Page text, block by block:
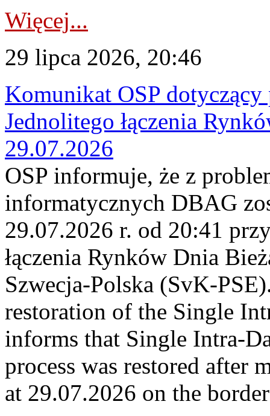
Więcej...
29 lipca 2026, 20:46
Komunikat OSP
Jednolitego łączenia
29.07.2026
OSP informuje, że z
informatycznych DBAG
29.07.2026 r. od 20:41
łączenia Rynków Dnia
Szwecja-Polska (SvK-
restoration of the Single
informs that Single Intra-
process was restored after
at 29.07.2026 on the